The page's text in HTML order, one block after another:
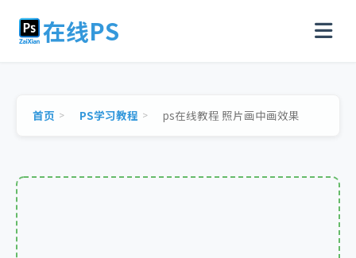
在线PS
首页 PS学习教程 ps在线教程 照片画中画效果